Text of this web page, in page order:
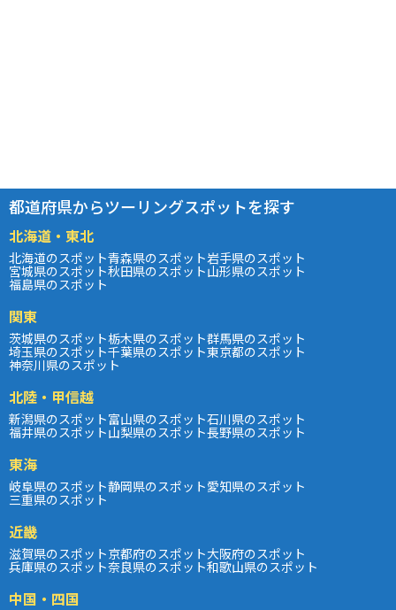
都道府県からツーリングスポットを探す
北海道・東北
北海道のスポット青森県のスポット岩手県のスポット
宮城県のスポット秋田県のスポット山形県のスポット
福島県のスポット
関東
茨城県のスポット栃木県のスポット群馬県のスポット
埼玉県のスポット千葉県のスポット東京都のスポット
神奈川県のスポット
北陸・甲信越
新潟県のスポット富山県のスポット石川県のスポット
福井県のスポット山梨県のスポット長野県のスポット
東海
岐阜県のスポット静岡県のスポット愛知県のスポット
三重県のスポット
近畿
滋賀県のスポット京都府のスポット大阪府のスポット
兵庫県のスポット奈良県のスポット和歌山県のスポット
中国・四国